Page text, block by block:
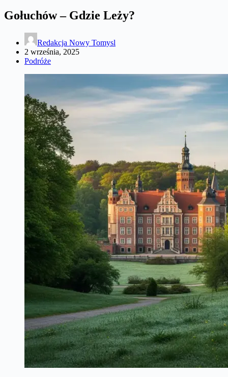
Gołuchów – Gdzie Leży?
Redakcja Nowy Tomysl
2 września, 2025
Podróże